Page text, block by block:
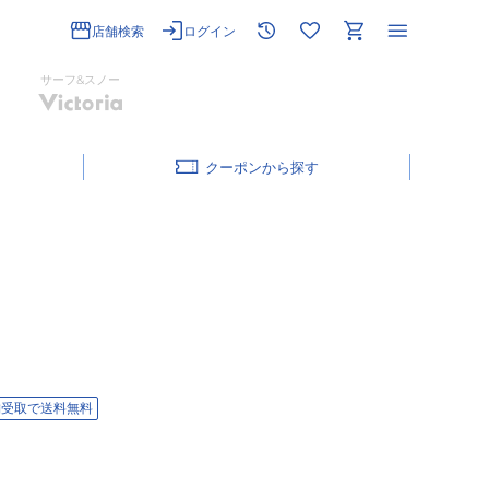
店舗検索 ログイン
サーフ&スノー
クーポン
取で送料無料